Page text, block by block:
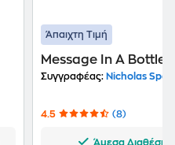
Άπαιχτη Τιμή
Message In A Bottle
Συγγραφέας: Nicholas
4.5 (8)
Άμεσα Διαθέσιμο